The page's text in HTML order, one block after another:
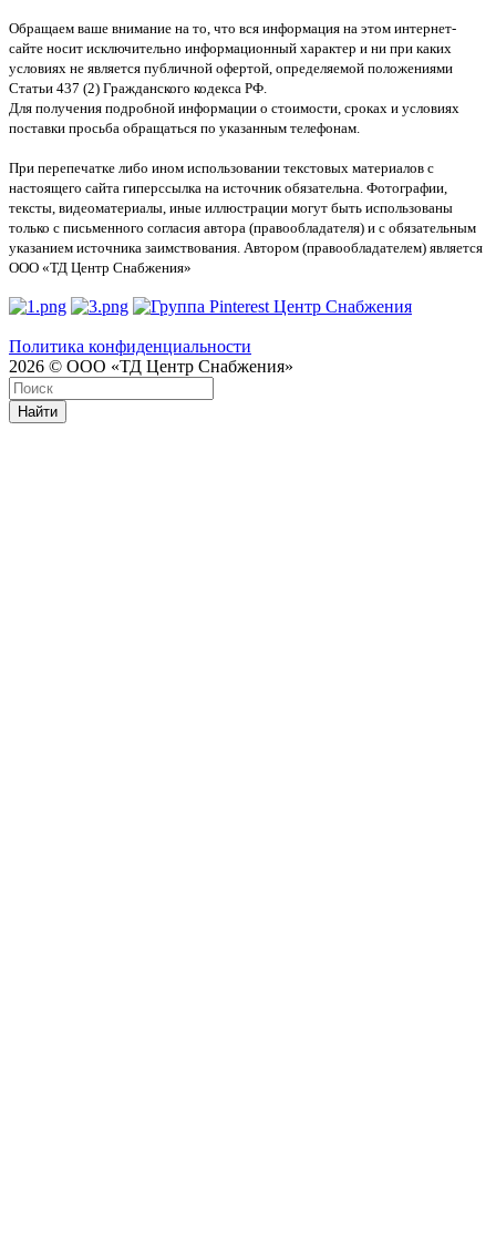
Обращаем ваше внимание на то, что вся информация на этом интернет-
сайте носит исключительно информационный характер и ни при каких
условиях не является публичной офертой, определяемой положениями
Статьи 437 (2) Гражданского кодекса РФ.
Для получения подробной информации о стоимости, сроках и условиях
поставки просьба обращаться по указанным телефонам.
При перепечатке либо ином использовании текстовых материалов с
настоящего сайта гиперссылка на источник обязательна. Фотографии,
тексты, видеоматериалы, иные иллюстрации могут быть использованы
только с письменного согласия автора (правообладателя) и с обязательным
указанием источника заимствования. Автором (правообладателем) является
ООО «ТД Центр Снабжения»
Политика конфиденциальности
2026 © ООО «ТД Центр Снабжения»
Найти